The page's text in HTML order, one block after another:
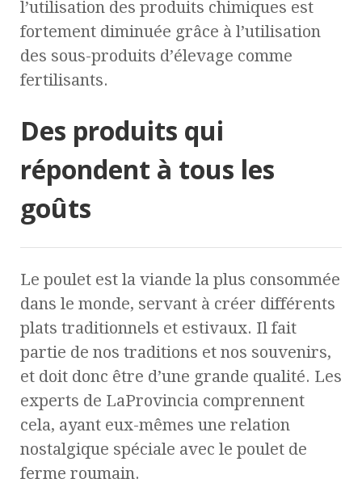
l’utilisation des produits chimiques est
fortement diminuée grâce à l’utilisation
des sous-produits d’élevage comme
fertilisants.
Des produits qui
répondent à tous les
goûts
Le poulet est la viande la plus consommée
dans le monde, servant à créer différents
plats traditionnels et estivaux. Il fait
partie de nos traditions et nos souvenirs,
et doit donc être d’une grande qualité. Les
experts de LaProvincia comprennent
cela, ayant eux-mêmes une relation
nostalgique spéciale avec le poulet de
ferme roumain.